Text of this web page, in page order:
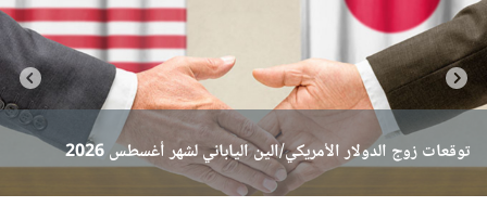
تحليل الفضة اليوم
تحليل البيتكوين اليوم
اخبار وتحليل الغاز الطبيعي
توقعات زوج الدولار الأمريكي/الين الياباني لشهر أغسطس 2026
توقعات مؤشر S&P 500 لشهر أغسطس 2026
توقعات مؤشر ناسداك 100 لشهر أغسطس 2026